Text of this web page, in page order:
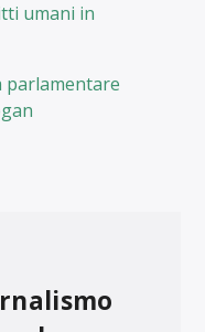
umani in
parlamentare